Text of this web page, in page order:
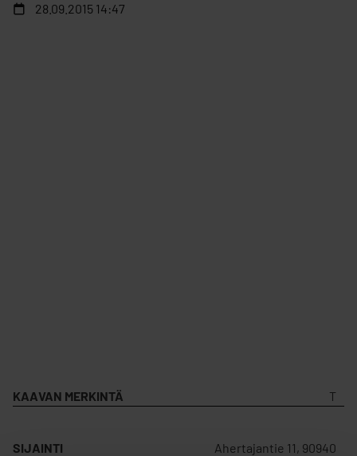
28.09.2015 14:47
KAAVAN MERKINTÄ T
SIJAINTI Ahertajantie 11, 90940